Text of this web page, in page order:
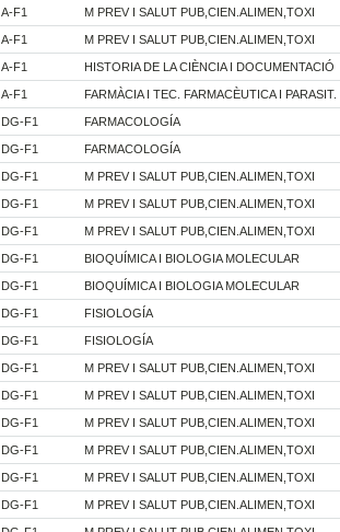
A-F1 M PREV I SALUT PUB,CIEN.ALIMEN,TOXI
A-F1 M PREV I SALUT PUB,CIEN.ALIMEN,TOXI
A-F1 HISTORIA DE LA CIÈNCIA I DOCUMENTACIÓ
A-F1 FARMÀCIA I TEC. FARMACÈUTICA I PARASIT.
DG-F1 FARMACOLOGÍA
DG-F1 FARMACOLOGÍA
DG-F1 M PREV I SALUT PUB,CIEN.ALIMEN,TOXI
DG-F1 M PREV I SALUT PUB,CIEN.ALIMEN,TOXI
DG-F1 M PREV I SALUT PUB,CIEN.ALIMEN,TOXI
DG-F1 BIOQUÍMICA I BIOLOGIA MOLECULAR
DG-F1 BIOQUÍMICA I BIOLOGIA MOLECULAR
DG-F1 FISIOLOGÍA
DG-F1 FISIOLOGÍA
DG-F1 M PREV I SALUT PUB,CIEN.ALIMEN,TOXI
DG-F1 M PREV I SALUT PUB,CIEN.ALIMEN,TOXI
DG-F1 M PREV I SALUT PUB,CIEN.ALIMEN,TOXI
DG-F1 M PREV I SALUT PUB,CIEN.ALIMEN,TOXI
DG-F1 M PREV I SALUT PUB,CIEN.ALIMEN,TOXI
DG-F1 M PREV I SALUT PUB,CIEN.ALIMEN,TOXI